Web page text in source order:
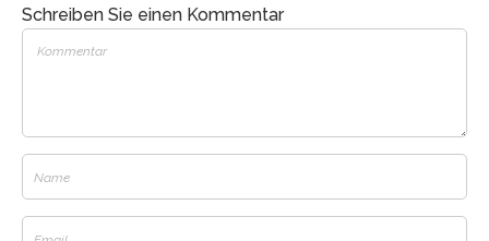
Schreiben Sie einen Kommentar